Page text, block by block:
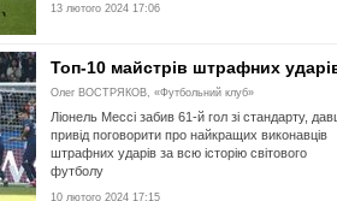
13 лютого 2024 17:06
Топ-10 майстрів штрафних
Олег ВОСТРЯКОВ, «Футбольний клуб»
Ліонель Мессі забив 61-й гол зі стандарту,
привід поговорити про найкращих виконавців
штрафних ударів за всю історію світового
футболу
10 лютого 2024 17:15